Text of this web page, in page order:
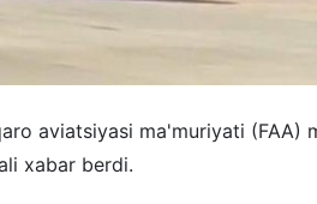
aviatsiyasi ma'muriyati (FAA)
xabar berdi.